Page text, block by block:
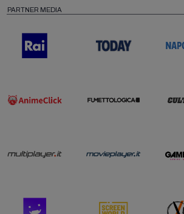
PARTNER MEDIA